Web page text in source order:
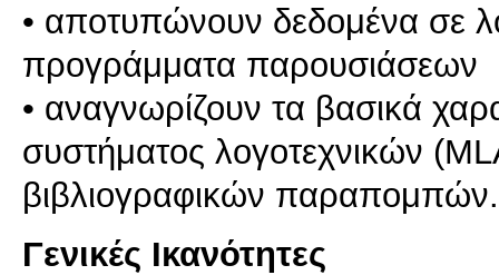
• αποτυπώνουν δεδομένα σε
προγράμματα παρουσιάσεων
• αναγνωρίζουν τα βασικά
συστήματος λογοτεχνικών
Γενικές Ικανότητες